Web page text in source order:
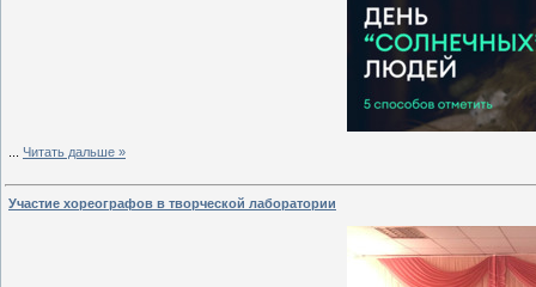
Читать дальше »
Участие хореографов в творческой лаборатории